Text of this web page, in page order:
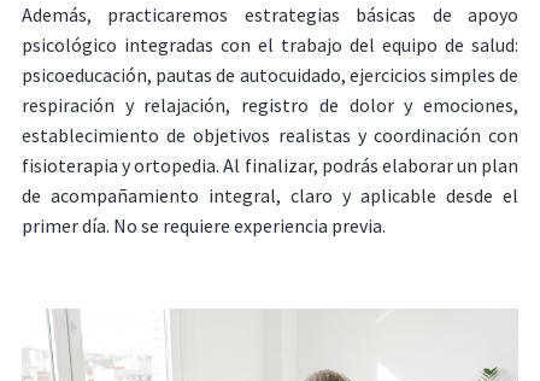
Además, practicaremos estrategias básicas de apoyo
psicológico integradas con el trabajo del equipo de salud:
psicoeducación, pautas de autocuidado, ejercicios simples de
respiración y relajación, registro de dolor y emociones,
establecimiento de objetivos realistas y coordinación con
fisioterapia y ortopedia. Al finalizar, podrás elaborar un plan
de acompañamiento integral, claro y aplicable desde el
primer día. No se requiere experiencia previa.